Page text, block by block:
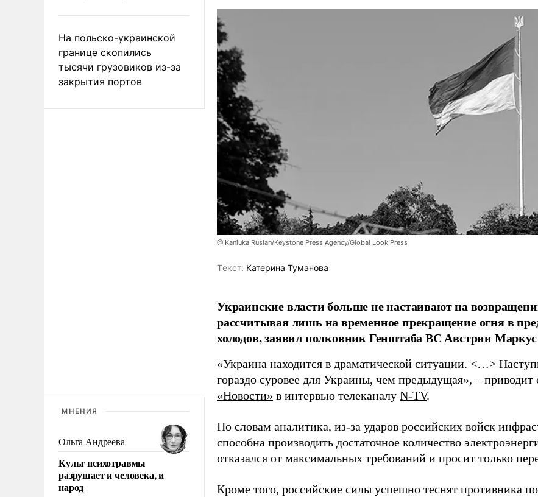
На польско-украинской
границе скопились
тысячи грузовиков из-за
закрытия портов
МНЕНИЯ
Ольга Андреева
Культ психотравмы
разрушает и человека, и
народ
@ Kaniuka Ruslan/Keystone Press Agency/Global Look Press
Tекст: Катерина Туманова
Украинские власти больше не настаивают на
рассчитывая лишь на временное прекращение огня в
холодов, заявил полковник Генштаба ВС Австрии
«Украина находится в драматической ситуации. <…>
гораздо суровее для Украины, чем предыдущая», – приводит
«Новости» в интервью телеканалу N-TV.
По словам аналитика, из-за ударов российских войск
способна производить достаточное количество
отказался от максимальных требований и просит только
Кроме того, российские силы успешно теснят противника